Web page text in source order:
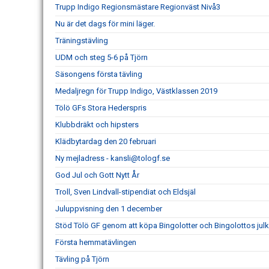
Trupp Indigo Regionsmästare Regionväst Nivå3
Nu är det dags för mini läger.
Träningstävling
UDM och steg 5-6 på Tjörn
Säsongens första tävling
Medaljregn för Trupp Indigo, Västklassen 2019
Tölö GFs Stora Hederspris
Klubbdräkt och hipsters
Klädbytardag den 20 februari
Ny mejladress - kansli@tologf.se
God Jul och Gott Nytt År
Troll, Sven Lindvall-stipendiat och Eldsjäl
Juluppvisning den 1 december
Stöd Tölö GF genom att köpa Bingolotter och Bingolottos
Första hemmatävlingen
Tävling på Tjörn